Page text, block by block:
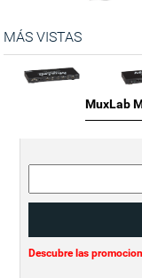
MÁS VISTAS
MuxLab
Descubre las